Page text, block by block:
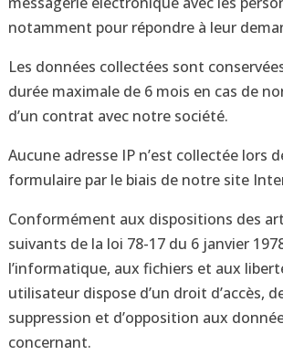
notamment pour répondre à leur
Les données collectées sont
durée maximale de 6 mois en cas de
d’un contrat avec notre société.
Aucune adresse IP n’est collectée lors
formulaire par le biais de notre site
Conformément aux dispositions des
suivants de la loi 78-17 du 6 janvier
l’informatique, aux fichiers et aux
utilisateur dispose d’un droit d’accès,
suppression et d’opposition aux
concernant.